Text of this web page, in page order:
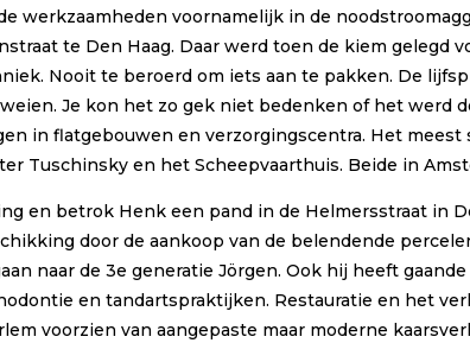
werkzaamheden voornamelijk in de
te Den Haag. Daar werd toen de kiem gelegd
Nooit te beroerd om iets aan te pakken. De
Je kon het zo gek niet bedenken of het werd
in flatgebouwen en verzorgingscentra. Het meest
Tuschinsky en het Scheepvaarthuis. Beide in
en betrok Henk een pand in de Helmersstraat in
door de aankoop van de belendende
naar de 3e generatie Jörgen. Ook hij heeft
en tandartspraktijken. Restauratie en het
voorzien van aangepaste maar moderne